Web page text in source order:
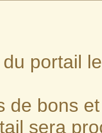
portail
de bons
sera